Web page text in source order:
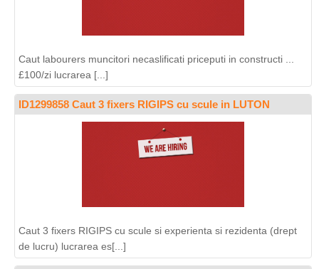
Caut labourers muncitori necaslificati priceputi in constructi ...
£100/zi lucrarea [...]
ID1299858 Caut 3 fixers RIGIPS cu scule in LUTON
Caut 3 fixers RIGIPS cu scule si experienta si rezidenta (drept
de lucru) lucrarea es[...]